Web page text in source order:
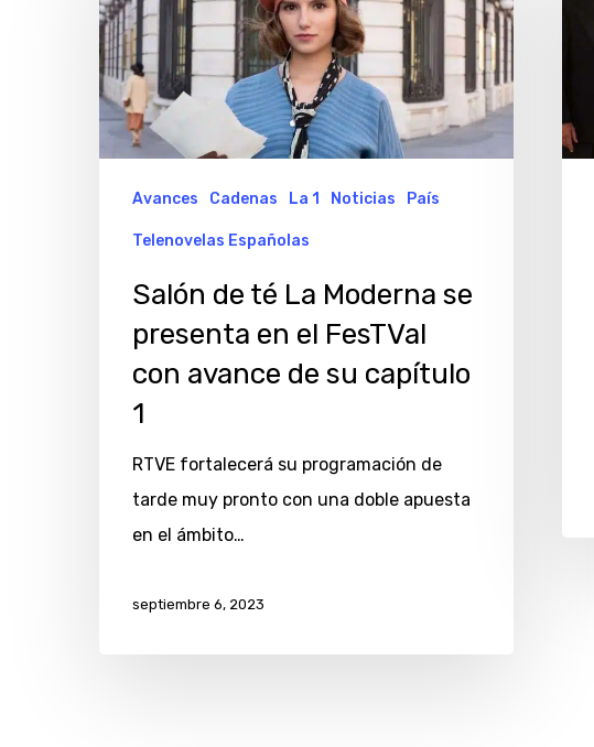
Pulsa enter para Buscar o la X para cerrar
Avances Cadenas La 1 Noticias País
Telenovelas Españolas
Salón de té La Moderna se
presenta en el FesTVal
con avance de su capítulo
1
RTVE fortalecerá su programación de
tarde muy pronto con una doble apuesta
en el ámbito…
septiembre 6, 2023